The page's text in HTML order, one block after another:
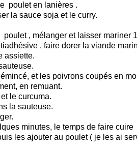
poulet en lanières .
la sauce soja et le curry.
, mélanger et laisser mariner
, faire dorer la viande
assiette.
et les poivrons coupés en
en remuant.
le curcuma.
la sauteuse.
minutes, le temps de faire
les ajouter au poulet ( je les ai